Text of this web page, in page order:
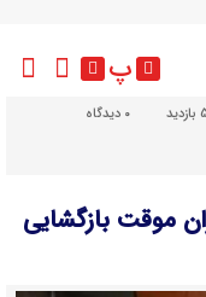
پ
دیدگاه
موقت بازگشایی